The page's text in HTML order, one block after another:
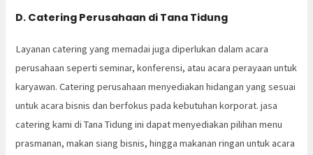
D. Catering Perusahaan di Tana Tidung
Layanan catering yang memadai juga diperlukan dalam acara
perusahaan seperti seminar, konferensi, atau acara perayaan untuk
karyawan. Catering perusahaan menyediakan hidangan yang sesuai
untuk acara bisnis dan berfokus pada kebutuhan korporat. jasa
catering kami di Tana Tidung ini dapat menyediakan pilihan menu
prasmanan, makan siang bisnis, hingga makanan ringan untuk acara